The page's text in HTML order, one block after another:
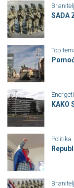
SADA
Top
KAKO
Politika